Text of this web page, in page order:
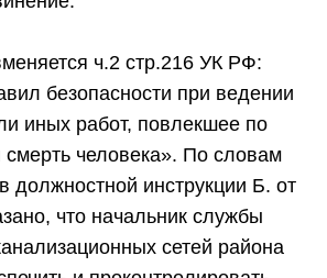
ч.2 стр.216 УК РФ:
безопасности при ведении
иных работ, повлекшее по
смерть человека». По словам
должностной инструкции Б. от
что начальник службы
сетей района